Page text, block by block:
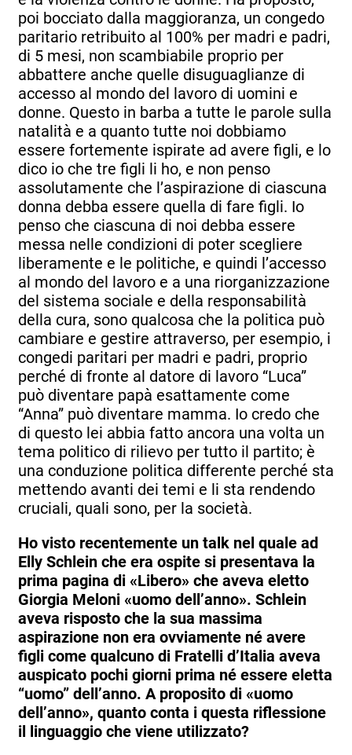
poi bocciato dalla maggioranza, un congedo
paritario retribuito al 100% per madri e padri,
di 5 mesi, non scambiabile proprio per
abbattere anche quelle disuguaglianze di
accesso al mondo del lavoro di uomini e
donne. Questo in barba a tutte le parole sulla
natalità e a quanto tutte noi dobbiamo
essere fortemente ispirate ad avere figli, e lo
dico io che tre figli li ho, e non penso
assolutamente che l’aspirazione di ciascuna
donna debba essere quella di fare figli. Io
penso che ciascuna di noi debba essere
messa nelle condizioni di poter scegliere
liberamente e le politiche, e quindi l’accesso
al mondo del lavoro e a una riorganizzazione
del sistema sociale e della responsabilità
della cura, sono qualcosa che la politica può
cambiare e gestire attraverso, per esempio, i
congedi paritari per madri e padri, proprio
perché di fronte al datore di lavoro “Luca”
può diventare papà esattamente come
“Anna” può diventare mamma. Io credo che
di questo lei abbia fatto ancora una volta un
tema politico di rilievo per tutto il partito; è
una conduzione politica differente perché sta
mettendo avanti dei temi e li sta rendendo
cruciali, quali sono, per la società.
Ho visto recentemente un talk nel quale ad
Elly Schlein che era ospite si presentava la
prima pagina di «Libero» che aveva eletto
Giorgia Meloni «uomo dell’anno». Schlein
aveva risposto che la sua massima
aspirazione non era ovviamente né avere
figli come qualcuno di Fratelli d’Italia aveva
auspicato pochi giorni prima né essere eletta
“uomo” dell’anno. A proposito di «uomo
dell’anno», quanto conta i questa riflessione
il linguaggio che viene utilizzato?